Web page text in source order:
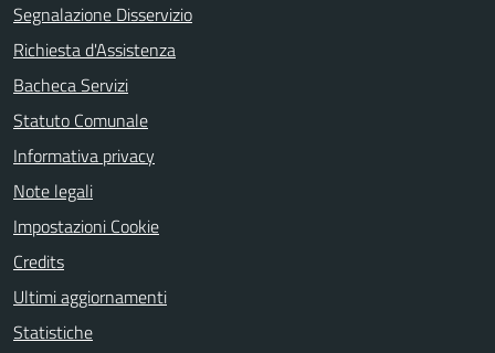
Segnalazione Disservizio
Richiesta d'Assistenza
Bacheca Servizi
Statuto Comunale
Informativa privacy
Note legali
Impostazioni Cookie
Credits
Ultimi aggiornamenti
Statistiche